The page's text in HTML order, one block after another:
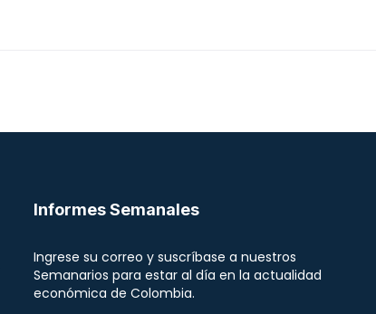
Informes Semanales
Ingrese su correo y suscríbase a nuestros
Semanarios para estar al día en la actualidad
económica de Colombia.